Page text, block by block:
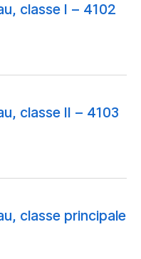
classe I – 4102
classe II – 4103
classe principale